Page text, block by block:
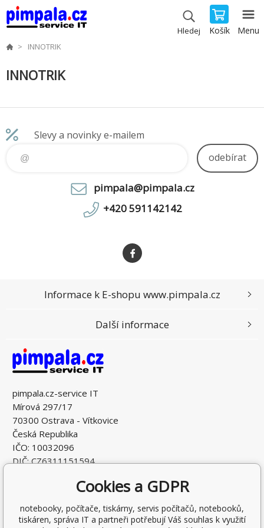
Hledej Košík Menu
INNOTRIK
INNOTRIK
Slevy a novinky e-mailem
odebírat
pimpala@pimpala.cz
+420 591142142
pimpala.cz-service IT
Mírová 297/17
70300 Ostrava - Vítkovice
Česká Republika
IČO: 10032096
DIČ: CZ6311151594
Informace k E-shopu www.pimpala.cz
Další informace
Cookies a GDPR
notebooky, počítače, tiskárny, servis počítačů, notebooků,
tiskáren, správa IT a partneři potřebují Váš souhlas k využití